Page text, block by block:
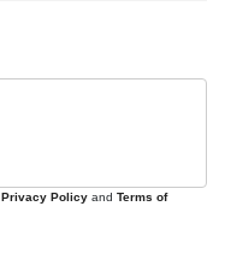
Privacy Policy and Terms of